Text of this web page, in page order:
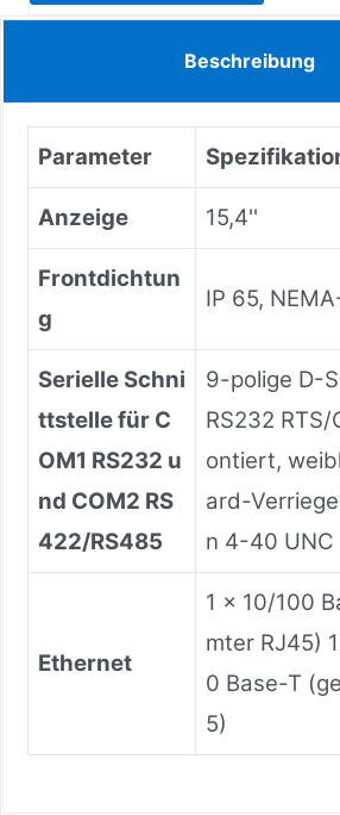
Beschreibung
Parameter
Anzeige 15,4''
Frontdichtun
g
IP 65,
Serielle Schni
ttstelle für C
OM1 RS232 u
nd COM2 RS
422/RS485
9-polige D-
RS232
ontiert,
ard-
n 4-40 UNC
Ethernet
1 × 10/100
mter RJ45)
0 Base-T
5)